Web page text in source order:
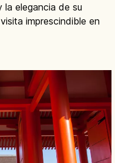
la elegancia de su
imprescindible en